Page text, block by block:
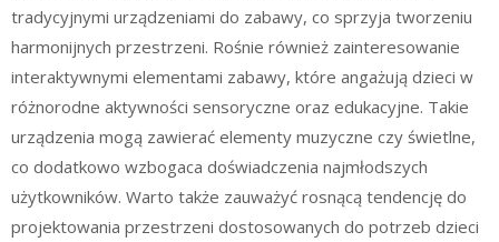
tradycyjnymi urządzeniami do zabawy, co sprzyja tworzeniu
harmonijnych przestrzeni. Rośnie również zainteresowanie
interaktywnymi elementami zabawy, które angażują dzieci w
różnorodne aktywności sensoryczne oraz edukacyjne. Takie
urządzenia mogą zawierać elementy muzyczne czy świetlne,
co dodatkowo wzbogaca doświadczenia najmłodszych
użytkowników. Warto także zauważyć rosnącą tendencję do
projektowania przestrzeni dostosowanych do potrzeb dzieci